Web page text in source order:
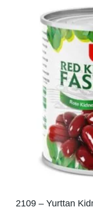
2109 – Yurttan